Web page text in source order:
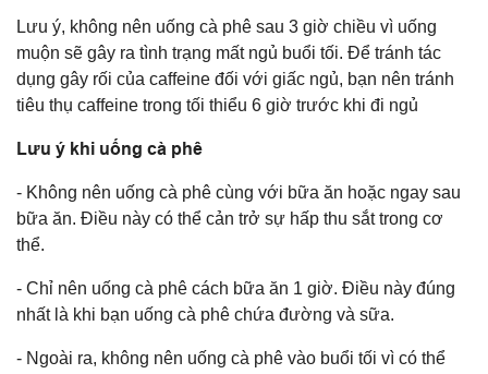
Lưu ý, không nên uống cà phê sau 3 giờ chiều vì uống
muộn sẽ gây ra tình trạng mất ngủ buổi tối. Để tránh tác
dụng gây rối của caffeine đối với giấc ngủ, bạn nên tránh
tiêu thụ caffeine trong tối thiểu 6 giờ trước khi đi ngủ
Lưu ý khi uống cà phê
- Không nên uống cà phê cùng với bữa ăn hoặc ngay sau
bữa ăn. Điều này có thể cản trở sự hấp thu sắt trong cơ
thể.
- Chỉ nên uống cà phê cách bữa ăn 1 giờ. Điều này đúng
nhất là khi bạn uống cà phê chứa đường và sữa.
- Ngoài ra, không nên uống cà phê vào buổi tối vì có thể